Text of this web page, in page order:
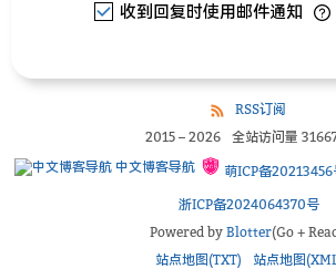
收到回复时使用邮件通知
RSS订阅
2015– 2026 全站访问量
中文博客导航
萌ICP备20213456
浙ICP备2024064370号
Powered by Blotter(Go +
站点地图(TXT)
站点地图